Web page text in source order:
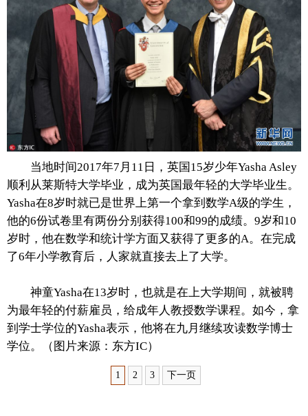
图片 视频 彩票 食品
健康 信息化 数据
公益 军事 无人机
富媒体 新华广播
新华电视中文 新华电视英文 返回PC
当地时间2017年7月11日，英国15岁少年Yasha Asley
顺利从莱斯特大学毕业，成为英国最年轻的大学毕业生。
Yasha在8岁时就已是世界上第一个拿到数学A级的学生，
他的6份试卷里有两份分别获得100和99的成绩。9岁和10
岁时，他在数学和统计学方面又获得了更多的A。在完成
了6年小学教育后，人家就直接去上了大学。
神童Yasha在13岁时，也就是在上大学期间，就被聘
为最年轻的付薪雇员，给成年人教授数学课程。如今，拿
到学士学位的Yasha表示，他将在九月继续攻读数学博士
学位。（图片来源：东方IC）
1 2 3 下一页